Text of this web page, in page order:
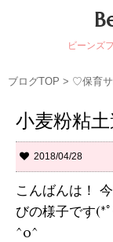
ビーンズ
ブログTOP > ♡保育
小麦粉粘
2018/04/28
こんばんは！
びの様子です(*
^o^